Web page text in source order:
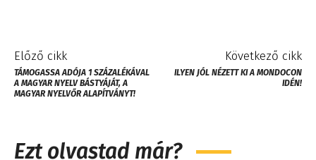
Előző cikk
TÁMOGASSA ADÓJA 1 SZÁZALÉKÁVAL
A MAGYAR NYELV BÁSTYÁJÁT, A
MAGYAR NYELVŐR ALAPÍTVÁNYT!
Következő cikk
ILYEN JÓL NÉZETT KI A MONDOCON
IDÉN!
Ezt olvastad már?